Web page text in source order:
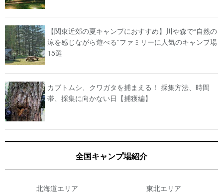
【関東近郊の夏キャンプにおすすめ】川や森で“自然の
涼を感じながら遊べる”ファミリーに人気のキャンプ場
15選
カブトムシ、クワガタを捕まえる！ 採集方法、時間
帯、採集に向かない日【捕獲編】
全国キャンプ場紹介
北海道エリア 東北エリア